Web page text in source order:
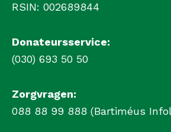
RSIN: 002689844
Donateursservice:
(030) 693 50 50
Zorgvragen:
088 88 99 888 (Bartiméus